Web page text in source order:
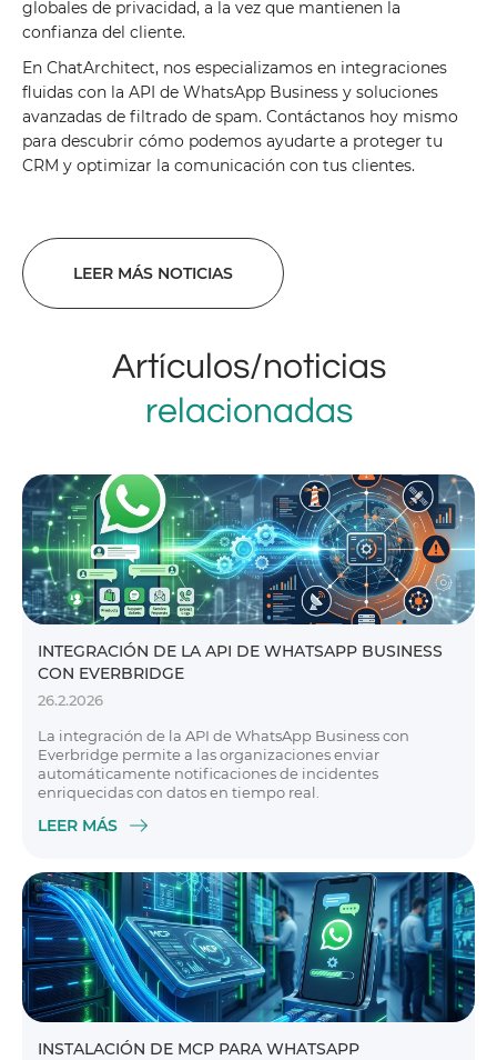
globales de privacidad, a la vez que mantienen la
confianza del cliente.
En ChatArchitect, nos especializamos en integraciones
fluidas con la API de WhatsApp Business y soluciones
avanzadas de filtrado de spam. Contáctanos hoy mismo
para descubrir cómo podemos ayudarte a proteger tu
CRM y optimizar la comunicación con tus clientes.
LEER MÁS NOTICIAS
Artículos/noticias
relacionadas
INTEGRACIÓN DE LA API DE WHATSAPP BUSINESS
CON EVERBRIDGE
26.2.2026
La integración de la API de WhatsApp Business con
Everbridge permite a las organizaciones enviar
automáticamente notificaciones de incidentes
enriquecidas con datos en tiempo real.
LEER MÁS
INSTALACIÓN DE MCP PARA WHATSAPP